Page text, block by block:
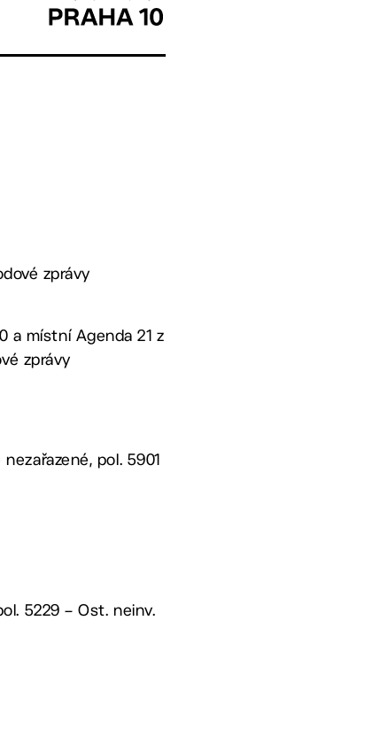
zprávy
a místní Agenda 21 z
zprávy
pol. 5901
5229 – Ost. neinv.